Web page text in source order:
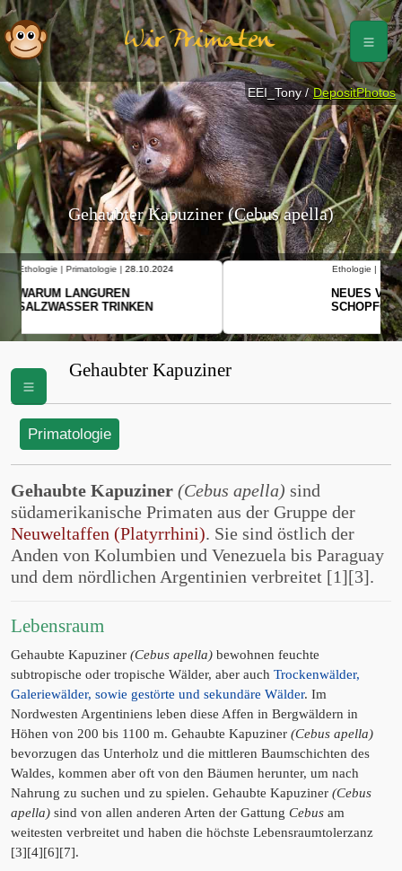
Wir Primaten
Gehaubter Kapuziner (Cebus apella)
Ethologie | Primatologie |
SCHOPFGIBBONS UND IHRER
EEI_Tony / DepositPhotos
Gehaubter Kapuziner
Primatologie
Gehaubte Kapuziner (Cebus apella) sind
südamerikanische Primaten aus der Gruppe der
Neuweltaffen (Platyrrhini). Sie sind östlich der
Anden von Kolumbien und Venezuela bis Paraguay
und dem nördlichen Argentinien verbreitet [1][3].
Lebensraum
Gehaubte Kapuziner (Cebus apella) bewohnen feuchte
subtropische oder tropische Wälder, aber auch Trockenwälder,
Galeriewälder, sowie gestörte und sekundäre Wälder. Im
Nordwesten Argentiniens leben diese Affen in Bergwäldern in
Höhen von 200 bis 1100 m. Gehaubte Kapuziner (Cebus apella)
bevorzugen das Unterholz und die mittleren Baumschichten des
Waldes, kommen aber oft von den Bäumen herunter, um nach
Nahrung zu suchen und zu spielen. Gehaubte Kapuziner (Cebus
apella) sind von allen anderen Arten der Gattung Cebus am
weitesten verbreitet und haben die höchste Lebensraumtolerzanz
[3][4][6][7].